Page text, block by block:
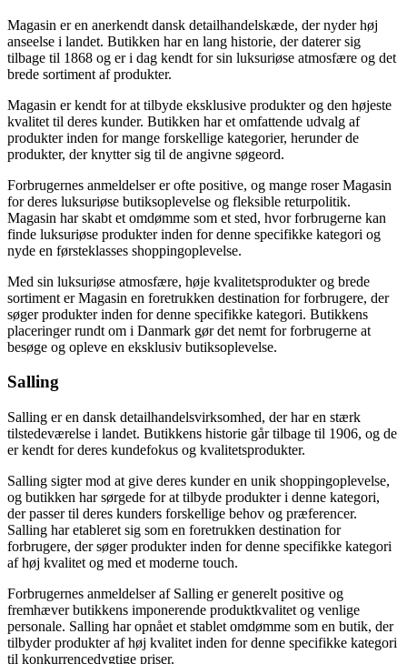
Magasin er en anerkendt dansk detailhandelskæde, der nyder høj
anseelse i landet. Butikken har en lang historie, der daterer sig
tilbage til 1868 og er i dag kendt for sin luksuriøse atmosfære og det
brede sortiment af produkter.
Magasin er kendt for at tilbyde eksklusive produkter og den højeste
kvalitet til deres kunder. Butikken har et omfattende udvalg af
produkter inden for mange forskellige kategorier, herunder de
produkter, der knytter sig til de angivne søgeord.
Forbrugernes anmeldelser er ofte positive, og mange roser Magasin
for deres luksuriøse butiksoplevelse og fleksible returpolitik.
Magasin har skabt et omdømme som et sted, hvor forbrugerne kan
finde luksuriøse produkter inden for denne specifikke kategori og
nyde en førsteklasses shoppingoplevelse.
Med sin luksuriøse atmosfære, høje kvalitetsprodukter og brede
sortiment er Magasin en foretrukken destination for forbrugere, der
søger produkter inden for denne specifikke kategori. Butikkens
placeringer rundt om i Danmark gør det nemt for forbrugerne at
besøge og opleve en eksklusiv butiksoplevelse.
Salling
Salling er en dansk detailhandelsvirksomhed, der har en stærk
tilstedeværelse i landet. Butikkens historie går tilbage til 1906, og de
er kendt for deres kundefokus og kvalitetsprodukter.
Salling sigter mod at give deres kunder en unik shoppingoplevelse,
og butikken har sørgede for at tilbyde produkter i denne kategori,
der passer til deres kunders forskellige behov og præferencer.
Salling har etableret sig som en foretrukken destination for
forbrugere, der søger produkter inden for denne specifikke kategori
af høj kvalitet og med et moderne touch.
Forbrugernes anmeldelser af Salling er generelt positive og
fremhæver butikkens imponerende produktkvalitet og venlige
personale. Salling har opnået et stablet omdømme som en butik, der
tilbyder produkter af høj kvalitet inden for denne specifikke kategori
til konkurrencedygtige priser.